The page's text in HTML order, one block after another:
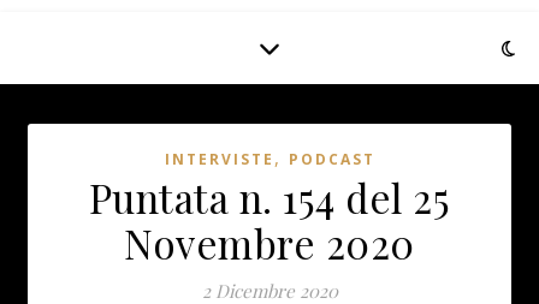
INTERVISTE , PODCAST
Puntata n. 154 del 25
Novembre 2020
2 Dicembre 2020